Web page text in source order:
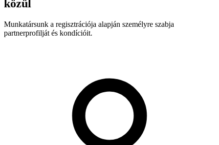
közül
Munkatársunk a regisztrációja alapján személyre szabja
partnerprofilját és kondícióit.